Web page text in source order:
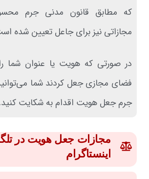
که مطابق قانون مدنی جرم
مجازاتی نیز برای جاعل تعیین شده
در صورتی که هویت یا عنوان شما را
فضای مجازی جعل کردند شما
جرم جعل هویت اقدام به شکایت کنید.
مجازات جعل هویت در
اینستاگرام